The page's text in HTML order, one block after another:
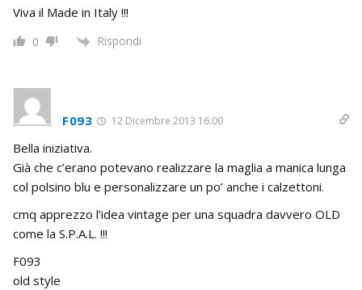
Viva il Made in Italy !!!
0 Rispondi
F093 12 Dicembre 2013 16:00
Bella iniziativa.
Già che c’erano potevano realizzare la maglia a manica lunga
col polsino blu e personalizzare un po’ anche i calzettoni.
cmq apprezzo l’idea vintage per una squadra davvero OLD
come la S.P.A.L. !!!
F093
old style